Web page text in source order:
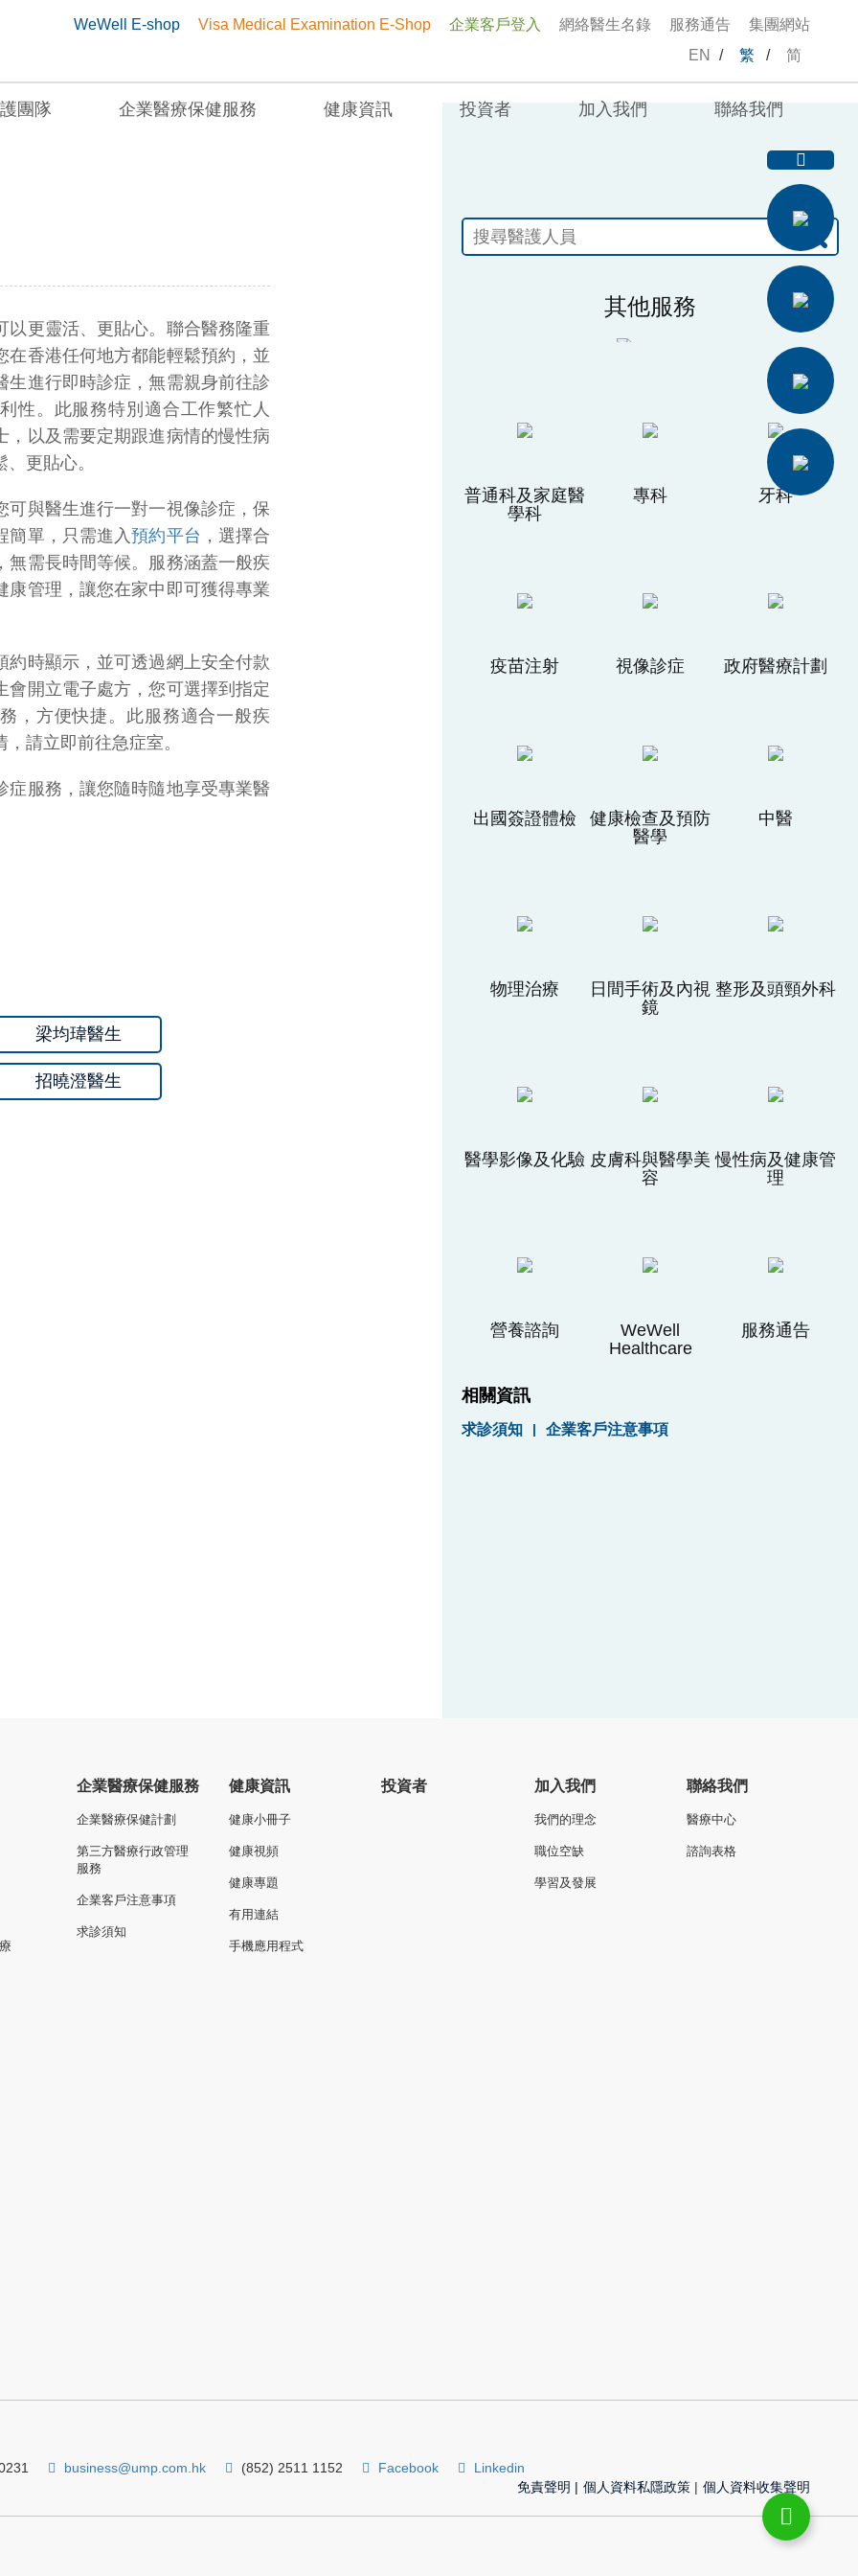
WeWell E-shop Visa Medical Examination E-Shop 企業客戶登入 網絡醫生名錄 服務通告
集團網站
EN
/ 繁 / 简
團隊 企業醫療保健服務 健康資訊 投資者 加入我們 聯絡我們
以更靈活、更貼心。聯合醫務隆重
在香港任何地方都能輕鬆預約，並
生進行即時診症，無需親身前往診
性。此服務特別適合工作繁忙人
，以及需要定期跟進病情的慢性病
更貼心。
可與醫生進行一對一視像診症，保
簡單，只需進入預約平台 ，選擇合
無需長時間等候。服務涵蓋一般疾
康管理，讓您在家中即可獲得專業
約時顯示，並可透過網上安全付款
會開立電子處方，您可選擇到指定
，方便快捷。此服務適合一般疾
請立即前往急症室。
症服務，讓您隨時隨地享受專業醫
梁均瑋醫生
招曉澄醫生
其他服務
普通科及家庭醫
學科
專科 牙科
疫苗注射 視像診症 政府醫療計劃
出國簽證體檢
健康檢查及預防
醫學
中醫
物理治療
日間手術及內視
鏡
整形及頭頸外科
醫學影像及化驗 皮膚科與醫學美
容
慢性病及健康管
理
營養諮詢
WeWell
Healthcare
服務通告
相關資訊
求診須知 | 企業客戶注意事項
企業醫療保健服務
企業醫療保健計劃
第三方醫療行政管理
服務
企業客戶注意事項
求診須知
健康資訊
健康小冊子
健康視頻
健康專題
有用連結
手機應用程式
投資者 加入我們
我們的理念
職位空缺
學習及發展
聯絡我們
醫療中心
諮詢表格
business@ump.com.hk (852) 2511 1152 Facebook
Linkedin
免責聲明 | 個人資料私隱政策 | 個人資料收集聲明